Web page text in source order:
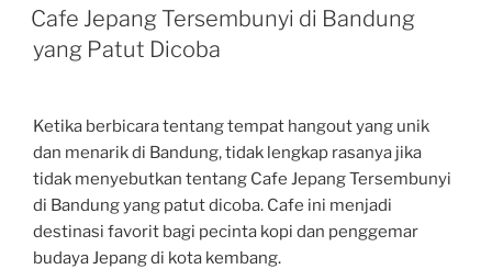
ON
Cafe Jepang Tersembunyi di Bandung
yang Patut Dicoba
Ketika berbicara tentang tempat hangout yang unik
dan menarik di Bandung, tidak lengkap rasanya jika
tidak menyebutkan tentang Cafe Jepang Tersembunyi
di Bandung yang patut dicoba. Cafe ini menjadi
destinasi favorit bagi pecinta kopi dan penggemar
budaya Jepang di kota kembang.